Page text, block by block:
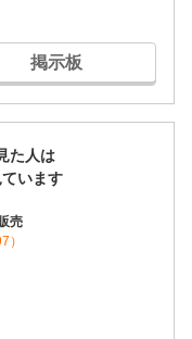
掲示板
た人は
います
売
）